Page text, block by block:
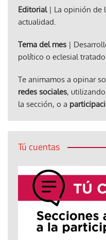
Editorial| La opinión de
actualidad.
Tema del mes |
político o eclesial
Te animamos a opinar
redes sociales,
la sección, o a
Tú cuentas